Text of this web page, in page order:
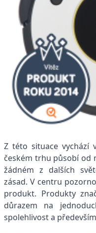
Z této situace vychází
českém trhu působí od
žádném z dalších
zásad. V centru
produkt. Produkty
důrazem na
spolehlivost a